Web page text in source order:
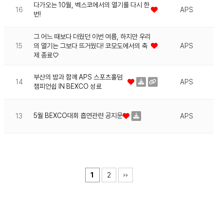
16
다가오는 10월, 벡스코에서의 열기를 다시 한
번!
APS
15
그 어느 때보다 더웠던 이번 여름, 하지만 우리
의 열기는 그보다 뜨거웠다! 코모도에서의 축
제 종료♡
APS
14
부산의 밤과 함께 APS 스포츠홀덤
챔피언쉽 IN BEXCO 성료
APS
13 5월 BEXCO대회 흡연관련 공지문 APS
1 2